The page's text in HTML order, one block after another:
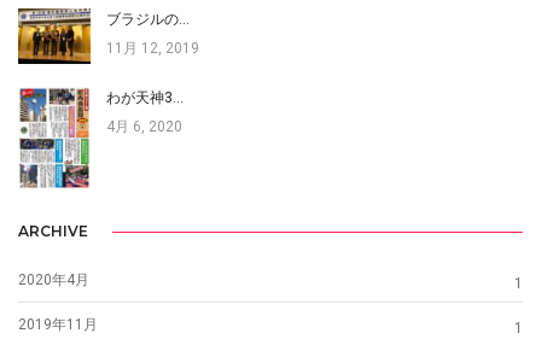
ブラジルの…
11月 12, 2019
わが天神3…
4月 6, 2020
ARCHIVE
2020年4月 1
2019年11月 1